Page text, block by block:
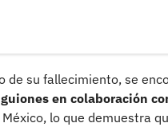
de su fallecimiento, se
en colaboración
lo que demuestra